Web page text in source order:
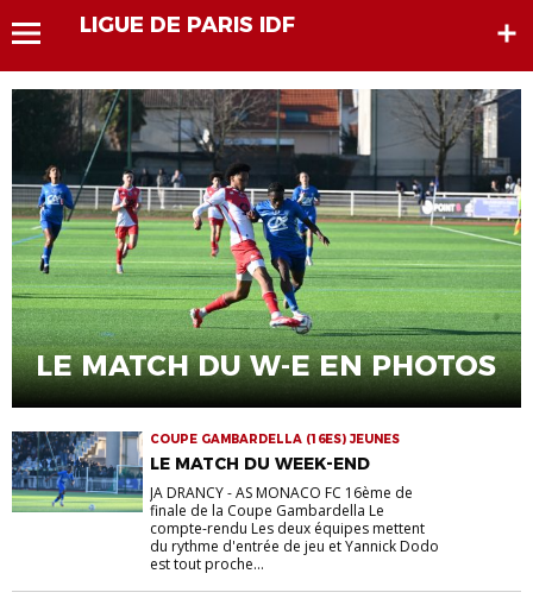
LIGUE DE PARIS IDF
LE MATCH DU W-E EN PHOTOS
COUPE GAMBARDELLA (16ES) JEUNES
LE MATCH DU WEEK-END
JA DRANCY - AS MONACO FC 16ème de
finale de la Coupe Gambardella Le
compte-rendu Les deux équipes mettent
du rythme d'entrée de jeu et Yannick Dodo
est tout proche...